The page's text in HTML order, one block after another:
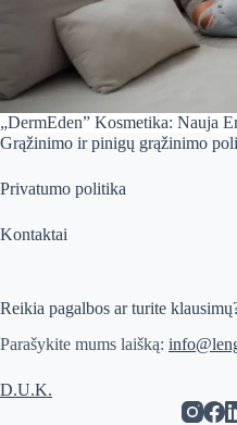
„DermEden” Kosmetika: Nauja
Grąžinimo ir pinigų grąžinimo
Privatumo politika
Kontaktai
Reikia pagalbos ar turite
Parašykite mums laišką:
D.U.K.